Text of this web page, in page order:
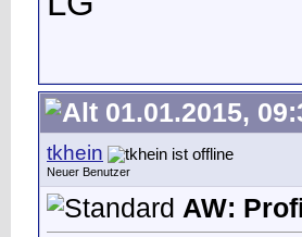
01.01.2015,
tkhein
Neuer Benutzer
AW: